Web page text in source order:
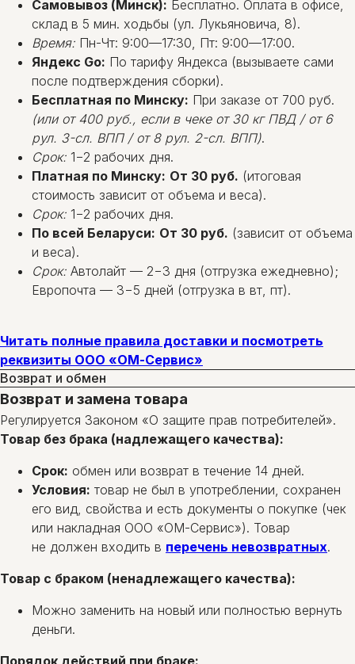
Самовывоз (Минск): Бесплатно. Оплата в офисе,
склад в 5 мин. ходьбы (ул. Лукьяновича, 8).
Время: Пн-Чт: 9:00—17:30, Пт: 9:00—17:00.
Яндекс Go: По тарифу Яндекса (вызываете сами
после подтверждения сборки).
Бесплатная по Минску: При заказе от 700 руб.
(или от 400 руб., если в чеке от 30 кг ПВД / от 6
рул. 3-сл. ВПП / от 8 рул. 2-сл. ВПП).
Срок: 1−2 рабочих дня.
Платная по Минску: От 30 руб. (итоговая
стоимость зависит от объема и веса).
Срок: 1−2 рабочих дня.
По всей Беларуси: От 30 руб. (зависит от объема
и веса).
Срок: Автолайт — 2−3 дня (отгрузка ежедневно);
Европочта — 3−5 дней (отгрузка в вт, пт).
Читать полные правила доставки и посмотреть
реквизиты ООО «ОМ-Сервис»
Возврат и обмен
Возврат и замена товара
Регулируется Законом «О защите прав потребителей».
Товар без брака (надлежащего качества):
Срок: обмен или возврат в течение 14 дней.
Условия: товар не был в употреблении, сохранен
его вид, свойства и есть документы о покупке (чек
или накладная ООО «ОМ-Сервис»). Товар
не должен входить в перечень невозвратных.
Товар с браком (ненадлежащего качества):
Можно заменить на новый или полностью вернуть
деньги.
Порядок действий при браке: